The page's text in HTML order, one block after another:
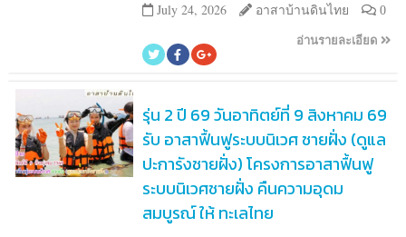
July 24, 2026 อาสาบ้านดินไทย 0
อ่านรายละเอียด
รุ่น 2 ปี 69 วันอาทิตย์ที่ 9 สิงหาคม 69
รับ อาสาฟื้นฟูระบบนิเวศ ชายฝั่ง (ดูแล
ปะการังชายฝั่ง) โครงการอาสาฟื้นฟู
ระบบนิเวศชายฝั่ง คืนความอุดม
สมบูรณ์ ให้ ทะเลไทย